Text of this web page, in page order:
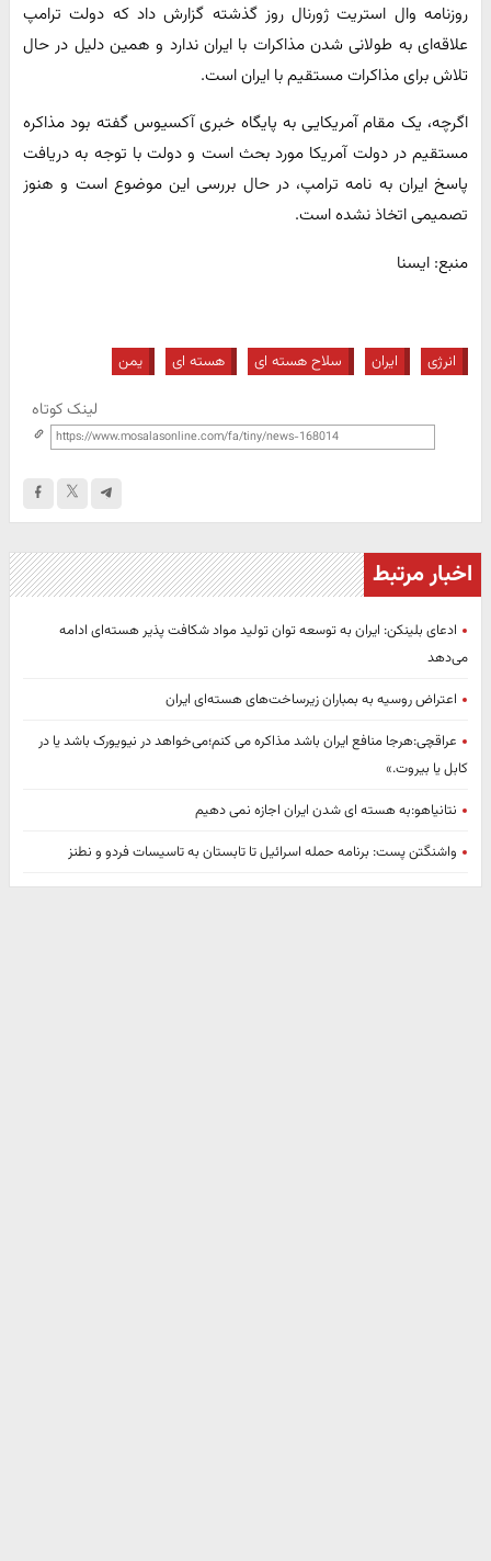
روزنامه وال استریت ژورنال روز گذشته گزارش داد که دولت ترامپ
علاقه‌ای به طولانی شدن مذاکرات با ایران ندارد و همین دلیل در حال
تلاش برای مذاکرات مستقیم با ایران است.
اگرچه، یک مقام آمریکایی به پایگاه خبری آکسیوس گفته بود مذاکره
مستقیم در دولت آمریکا مورد بحث است و دولت با توجه به دریافت
پاسخ ایران به نامه ترامپ، در حال بررسی این موضوع است و هنوز
تصمیمی اتخاذ نشده است.
منبع: ایسنا
انرژی ایران سلاح هسته ای هسته ای یمن
لینک کوتاه
اخبار مرتبط
ادعای بلینکن: ایران به توسعه توان تولید مواد شکافت پذیر هسته‌ای ادامه‌
می‌دهد
اعتراض روسیه به بمباران زیرساخت‌های هسته‌ای ایران
عراقچی:هرجا منافع ایران باشد مذاکره می کنم؛می‌خواهد در نیویورک باشد یا در
کابل یا بیروت.»
نتانیاهو:به هسته ای شدن ایران اجازه نمی دهیم
واشنگتن پست: برنامه حمله اسرائیل تا تابستان به تاسیسات فردو و نطنز